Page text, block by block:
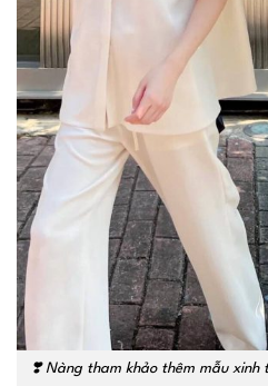
❣️Nàng tham khảo thêm mẫu xinh